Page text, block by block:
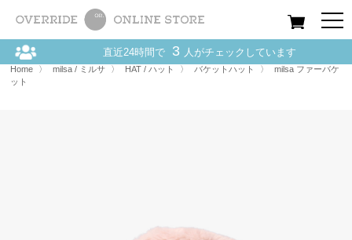
All Women Men
Home milsa / ミルサ 〉 HAT / ハット 〉 milsa ファーバケット
Home
〉 milsa / ミルサ 〉 HAT / ハット 〉 バケットハット 〉
milsa ファーバケ
ット
直近24時間で 3 人がチェックしています